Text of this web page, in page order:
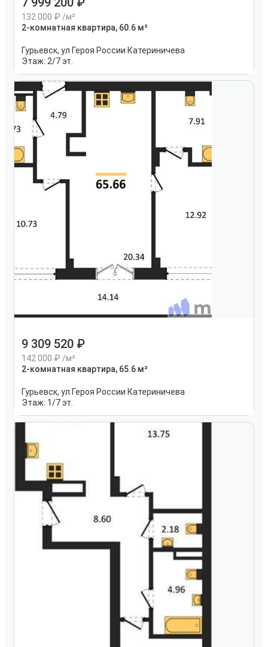
132 000
/м²
2-комнатная квартира, 60.6 м²
Гурьевск, ул Героя России Катериничева
Этаж: 2/7 эт.
9 309 520
142 000
/м²
2-комнатная квартира, 65.6 м²
Гурьевск, ул Героя России Катериничева
Этаж: 1/7 эт.